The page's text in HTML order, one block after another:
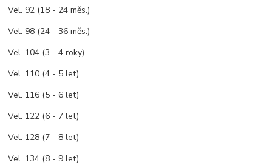
Vel. 92 (18 - 24 měs.)
Vel. 98 (24 - 36 měs.)
Vel. 104 (3 - 4 roky)
Vel. 110 (4 - 5 let)
Vel. 116 (5 - 6 let)
Vel. 122 (6 - 7 let)
Vel. 128 (7 - 8 let)
Vel. 134 (8 - 9 let)